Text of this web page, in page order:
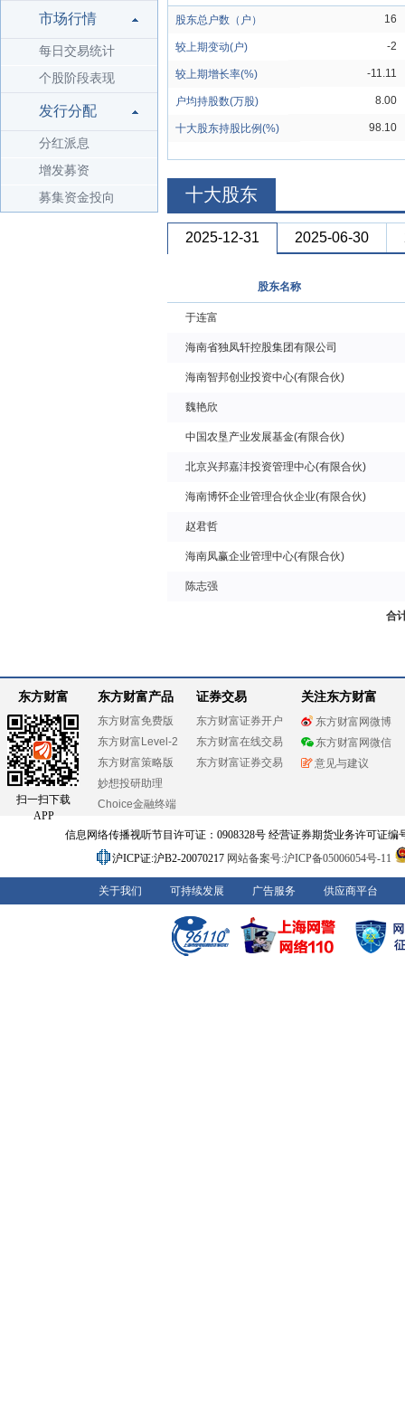
市场行情
每日交易统计
个股阶段表现
发行分配
分红派息
增发募资
募集资金投向
股东总户数（户）
较上期变动(户)
较上期增长率(%)
户均持股数(万股)
十大股东持股比例(%)
16
-2
-11.11
8.00
98.10
十大股东
2025-12-31 2025-06-30
股东名称
于连富
海南省独凤轩控股集团有限公司
海南智邦创业投资中心(有限合伙)
魏艳欣
中国农垦产业发展基金(有限合伙)
北京兴邦嘉沣投资管理中心(有限合伙)
海南博怀企业管理合伙企业(有限合伙)
赵君哲
海南凤赢企业管理中心(有限合伙)
陈志强
合
东方财富
扫一扫下载
APP
东方财富产品
东方财富免费版
东方财富Level-2
东方财富策略版
妙想投研助理
Choice金融终端
证券交易
东方财富证券开户
东方财富在线交易
东方财富证券交易
关注东方财富
东方财富网微博
东方财富网微信
意见与建议
信息网络传播视听节目许可证：0908328号 经营证券期货业务许可证编
沪ICP证:沪B2-20070217 网站备案号:沪ICP备05006054号-11
关于我们 可持续发展 广告服务 供应商平台